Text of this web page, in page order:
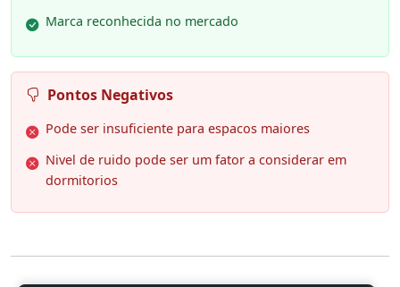
Marca reconhecida no mercado
Pontos Negativos
Pode ser insuficiente para espacos maiores
Nivel de ruido pode ser um fator a considerar em
dormitorios